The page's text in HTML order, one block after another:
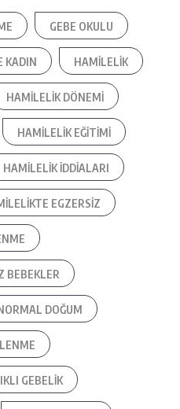
GEBE OKULU
KADIN HAMILELIK
HAMILELIK DÖNEMI
HAMILELIK EĞITIMI
HAMILELIK IDDIALARI
EGZERSIZ
BEBEKLER
DOĞUM
GEBELIK